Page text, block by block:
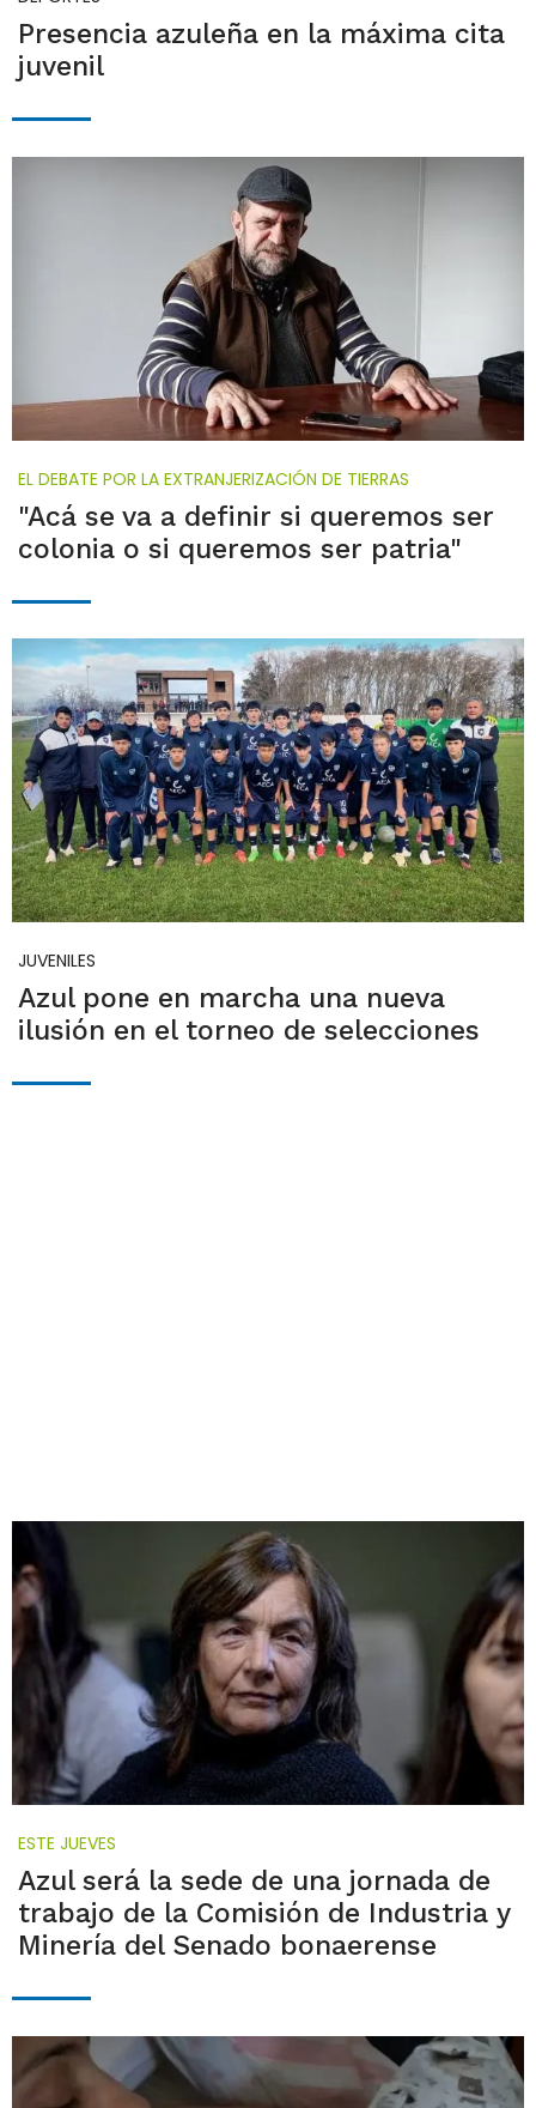
Presencia azuleña en la máxima cita
juvenil
EL DEBATE POR LA EXTRANJERIZACIÓN DE TIERRAS
"Acá se va a definir si queremos ser
colonia o si queremos ser patria"
JUVENILES
Azul pone en marcha una nueva
ilusión en el torneo de selecciones
ESTE JUEVES
Azul será la sede de una jornada de
trabajo de la Comisión de Industria y
Minería del Senado bonaerense